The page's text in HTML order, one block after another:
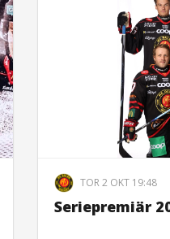
TOR 2 OKT 19:48
Seriepremiär